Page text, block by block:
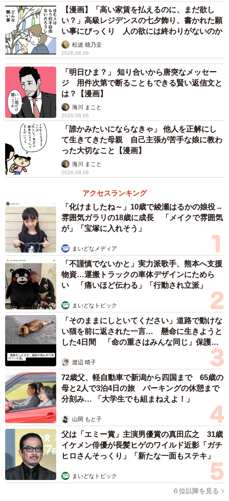
【漫画】「高い家賃を払えるのに、まだ欲し
い？」高級レジデンスの七夕飾り、書かれた願
い事にびっくり 人の欲には終わりがないのか
松波 穂乃圭
2026.08.06
「明日ひま？」 知り合いから唐突なメッセー
ジ 用件次第で断ることもできる賢い返信文と
は？【漫画】
海川 まこと
2026.08.06
「誰かみたいにならなきゃ」 他人を正解にし
て生きてきた母親 自己主張が苦手な娘に教わ
った大切なこと【漫画】
海川 まこと
2026.08.06
アクセスランキング
「化けましたね～」10歳で綾瀬はるかの娘役→
雰囲気ガラリの18歳に成長 「メイクで雰囲気
が」「宝塚に入れそう」
まいどなメディア
「不謹慎でないかと」実力派歌手、熊本へ支援
物資…運搬トラックの車体デザインにためら
い 「痛いほど伝わる」「行動され立派」
まいどなトピック
「そのままにしといてください」道路で動けな
い猫を前に返された一言… 懸命に生きようと
した4日間 「命の重さはみんな同じ」保護団
渡辺 晴子
72歳父、軽自動車で新潟から四国まで 65歳の
母と2人で3泊4日の旅 パーキングの休憩まで
分刻み… 「大学生でも組まねえよ！」
山岡 もと子
父は「エミー賞」主演男優賞の真田広之 31歳
イケメン俳優が長髪ヒゲのワイルド近影「ガチ
ヒロさんそっくり」「新たな一面もステキ」
まいどなトピック
６位以降を見る